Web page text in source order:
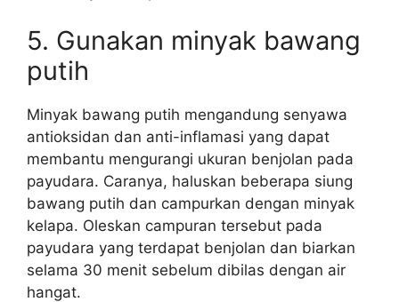
5. Gunakan minyak bawang
putih
Minyak bawang putih mengandung senyawa
antioksidan dan anti-inflamasi yang dapat
membantu mengurangi ukuran benjolan pada
payudara. Caranya, haluskan beberapa siung
bawang putih dan campurkan dengan minyak
kelapa. Oleskan campuran tersebut pada
payudara yang terdapat benjolan dan biarkan
selama 30 menit sebelum dibilas dengan air
hangat.